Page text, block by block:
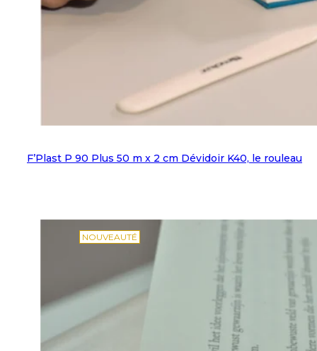
F’Plast P 90 Plus 50 m x 2 cm Dévidoir K40, le rouleau
NOUVEAUTÉ